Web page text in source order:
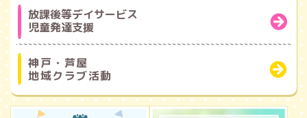
放課後等デイサービス
児童発達支援
神戸・芦屋
地域クラブ活動